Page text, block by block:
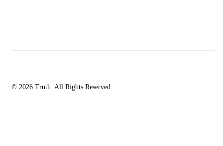
© 2026 Truth. All Rights Reserved.